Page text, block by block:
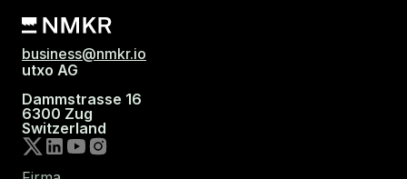
business@nmkr.io
utxo AG
Dammstrasse 16
6300 Zug
Switzerland